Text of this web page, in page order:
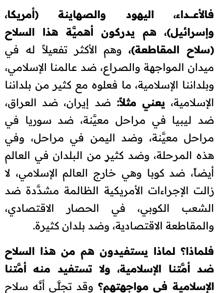
فالأعــــداء، اليهود والصهاينة (أمريكا،
وإسرائيل)، هم يدركون أهميَّة هذا السلاح
(سلاح المقاطعة)،وهم الأكثر تفعيلاً له في
ميدان المواجهة والصراع، ضد عالمنا الإسلامي،
وبلداننا الإسلامية، ما فعلوه مع كثير من بلداننا
الإسلامية، يعني مثلاً: ضد إيران، ضد العراق،
ضد ليبيا في مراحل معيَّنة، ضد سوريا في
مراحل معيَّنة، وضد اليمن في مراحل، وفي
هذه المرحلة، وضد كثيرٍ من البلدان في العالم
أيضاً، ضد كوبا وهي خارج العالم الإسلامي، لا
زالت الإجراءات الأمريكية الظالمة مشدَّدة ضد
الشعب الكوبي، في الحصار الاقتصادي،
والمقاطعة الاقتصادية، وضد بلدان كثيرة.
فلماذا؟ لماذا يستفيدون هم من هذا السلاح
ضد أمَّتنا الإسلامية، ولا تستفيد منه أمَّتنا
الإسلامية في مواجهتهم؟ وقد تجلَّى أنَّه سلاح